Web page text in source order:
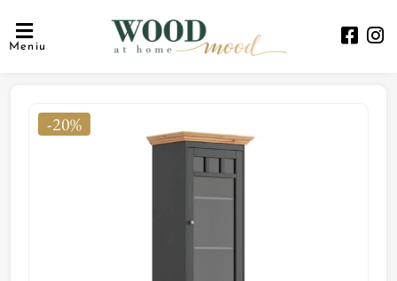
Meniu
-20%